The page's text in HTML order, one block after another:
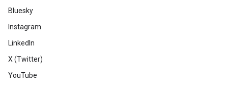
Bluesky
Instagram
LinkedIn
X (Twitter)
YouTube